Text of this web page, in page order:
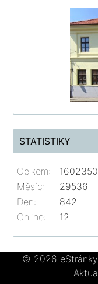
STATISTIKY
Online: 12
Celkem:
1602350
Měsíc:
29536
Den:
842
© 2026